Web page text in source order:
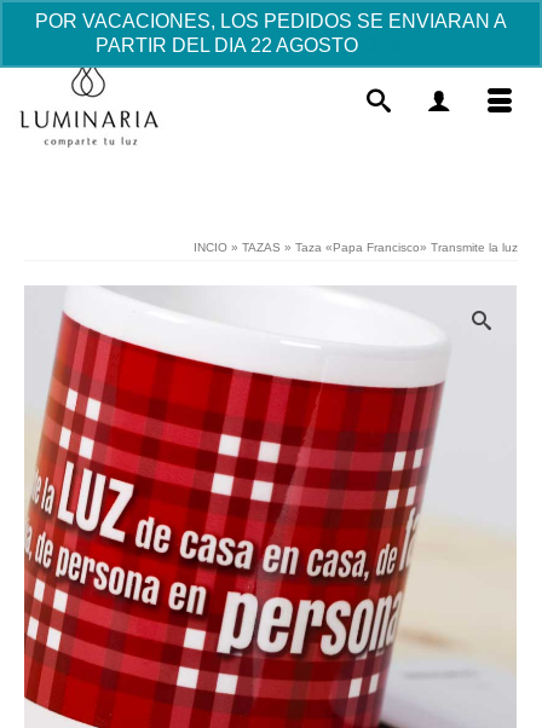
POR VACACIONES, LOS PEDIDOS SE ENVIARAN A
PARTIR DEL DIA 22 AGOSTO
INCIO » TAZAS » Taza «Papa Francisco» Transmite la luz
Figuras para pastel + Huchas Bebé
pelo rubio - Niño pijama
16.80€ + AÑADIR